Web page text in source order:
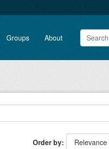
Groups About
Order by